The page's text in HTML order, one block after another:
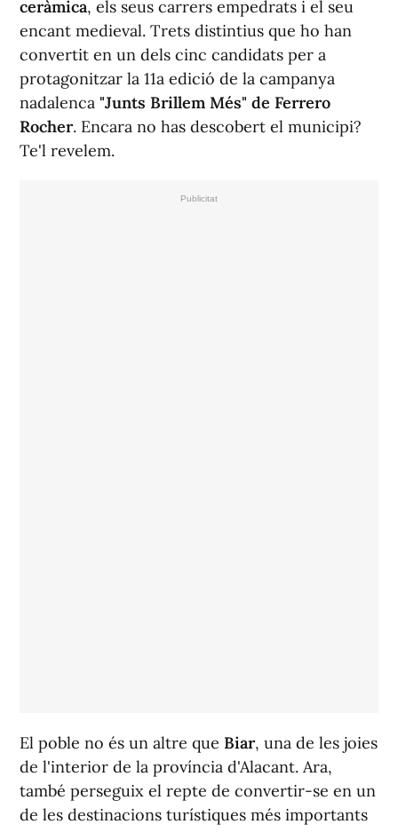
ceràmica, els seus carrers empedrats i el seu
encant medieval. Trets distintius que ho han
convertit en un dels cinc candidats per a
protagonitzar la 11a edició de la campanya
nadalenca "Junts Brillem Més" de Ferrero
Rocher. Encara no has descobert el municipi?
Te'l revelem.
El poble no és un altre que Biar, una de les joies
de l'interior de la província d'Alacant. Ara,
també perseguix el repte de convertir-se en un
de les destinacions turístiques més importants